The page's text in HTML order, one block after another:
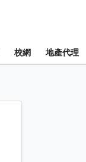
校網 地產代理